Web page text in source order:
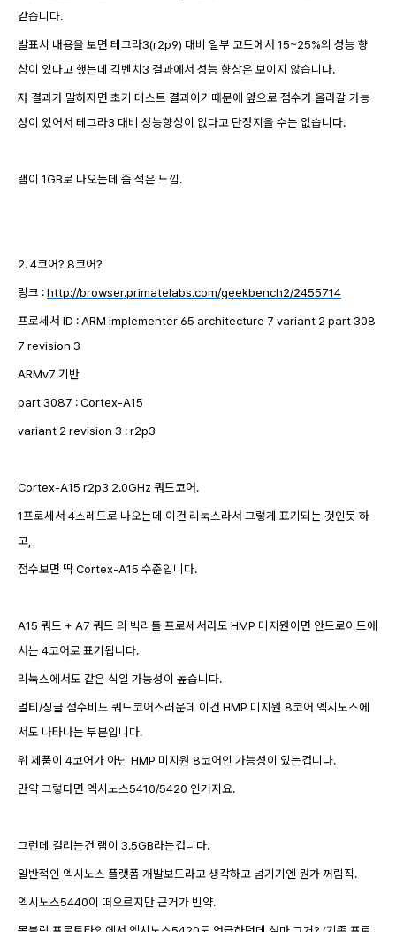
같습니다.
발표시 내용을 보면 테그라3(r2p9) 대비 일부 코드에서 15~25%의 성능 향
상이 있다고 했는데 긱벤치3 결과에서 성능 향상은 보이지 않습니다.
저 결과가 말하자면 초기 테스트 결과이기때문에 앞으로 점수가 올라갈 가능
성이 있어서 테그라3 대비 성능향상이 없다고 단정지을 수는 없습니다.
램이 1GB로 나오는데 좀 적은 느낌.
2. 4코어? 8코어?
링크 :http://browser.primatelabs.com/geekbench2/2455714
프로세서 ID : ARM implementer 65 architecture 7 variant 2 part 308
7 revision 3
ARMv7 기반
part 3087 : Cortex-A15
variant 2 revision 3 : r2p3
Cortex-A15 r2p3 2.0GHz 쿼드코어.
1프로세서 4스레드로 나오는데 이건 리눅스라서 그렇게 표기되는 것인듯 하
고,
점수보면 딱 Cortex-A15 수준입니다.
A15 쿼드 + A7 쿼드 의 빅리틀 프로세서라도 HMP 미지원이면 안드로이드에
서는 4코어로 표기됩니다.
리눅스에서도 같은 식일 가능성이 높습니다.
멀티/싱글 점수비도 쿼드코어스러운데 이건 HMP 미지원 8코어 엑시노스에
서도 나타나는 부분입니다.
위 제품이 4코어가 아닌 HMP 미지원 8코어인 가능성이 있는겁니다.
만약 그렇다면 엑시노스5410/5420 인거지요.
그런데 걸리는건 램이 3.5GB라는겁니다.
일반적인 엑시노스 플랫폼 개발보드라고 생각하고 넘기기엔 뭔가 꺼림직.
엑시노스5440이 떠오르지만 근거가 빈약.